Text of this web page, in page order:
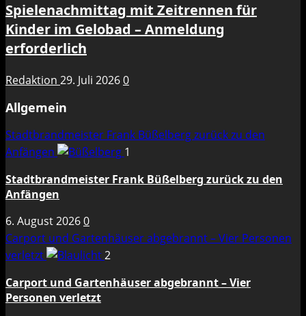
Spielenachmittag mit Zeitrennen für
Kinder im Gelobad – Anmeldung
erforderlich
Redaktion 29. Juli 20260
Allgemein
Stadtbrandmeister Frank Büßelberg zurück zu den
Anfängen
1
Stadtbrandmeister Frank Büßelberg zurück zu den
Anfängen
6. August 20260
Carport und Gartenhäuser abgebrannt – Vier Personen
verletzt
2
Carport und Gartenhäuser abgebrannt – Vier
Personen verletzt